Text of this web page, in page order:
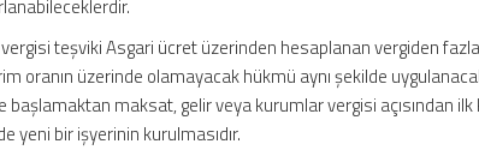
teşviki Asgari ücret üzerinden hesaplanan vergiden
oranın üzerinde olamayacak hükmü aynı şekilde
başlamaktan maksat, gelir veya kurumlar vergisi açısından ilk
bir işyerinin kurulmasıdır.